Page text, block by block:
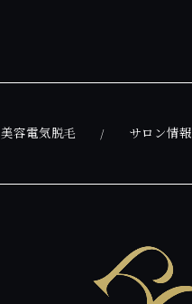
美容電気脱毛 サロン情報